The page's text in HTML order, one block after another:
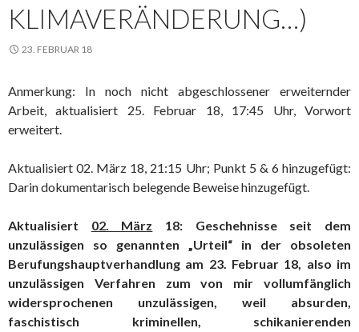
KLIMAVERÄNDERUNG…)
23. FEBRUAR 18
Anmerkung: In noch nicht abgeschlossener erweiternder
Arbeit, aktualisiert 25. Februar 18, 17:45 Uhr, Vorwort
erweitert.
Aktualisiert 02. März 18, 21:15 Uhr; Punkt 5 & 6 hinzugefügt:
Darin dokumentarisch belegende Beweise hinzugefügt.
Aktualisiert 02. März 18: Geschehnisse seit dem
unzulässigen so genannten „Urteil“ in der obsoleten
Berufungshauptverhandlung am 23. Februar 18, also im
unzulässigen Verfahren zum von mir vollumfänglich
widersprochenen unzulässigen, weil absurden,
faschistisch kriminellen, schikanierenden